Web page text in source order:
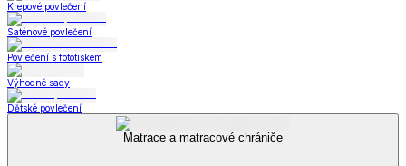
Krepové povlečení
Saténové povlečení
Povlečení s fototiskem
Výhodné sady
Dětské povlečení
Matrace a matracové chrániče